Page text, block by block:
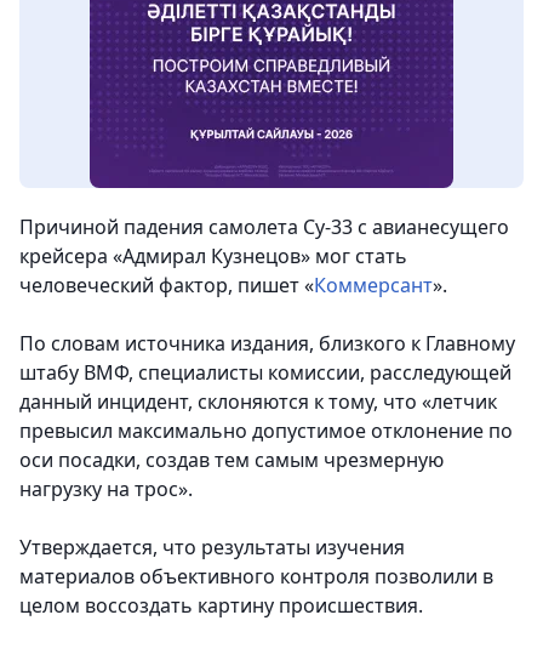
Причиной падения самолета Су-33 с авианесущего
крейсера «Адмирал Кузнецов» мог стать
человеческий фактор, пишет «Коммерсант».
По словам источника издания, близкого к Главному
штабу ВМФ, специалисты комиссии, расследующей
данный инцидент, склоняются к тому, что «летчик
превысил максимально допустимое отклонение по
оси посадки, создав тем самым чрезмерную
нагрузку на трос».
Утверждается, что результаты изучения
материалов объективного контроля позволили в
целом воссоздать картину происшествия.